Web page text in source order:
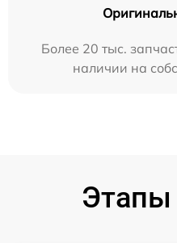
Более 20 тыс.
наличии на
Этапы